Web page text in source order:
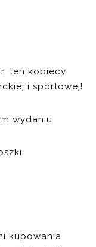
ten kobiecy
i sportowej!
kupowania